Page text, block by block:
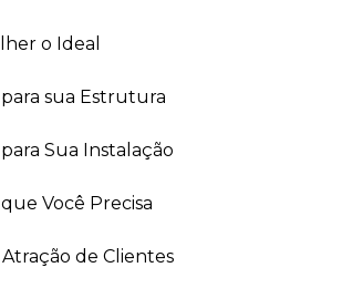
o Ideal
sua Estrutura
Sua Instalação
Você Precisa
de Clientes